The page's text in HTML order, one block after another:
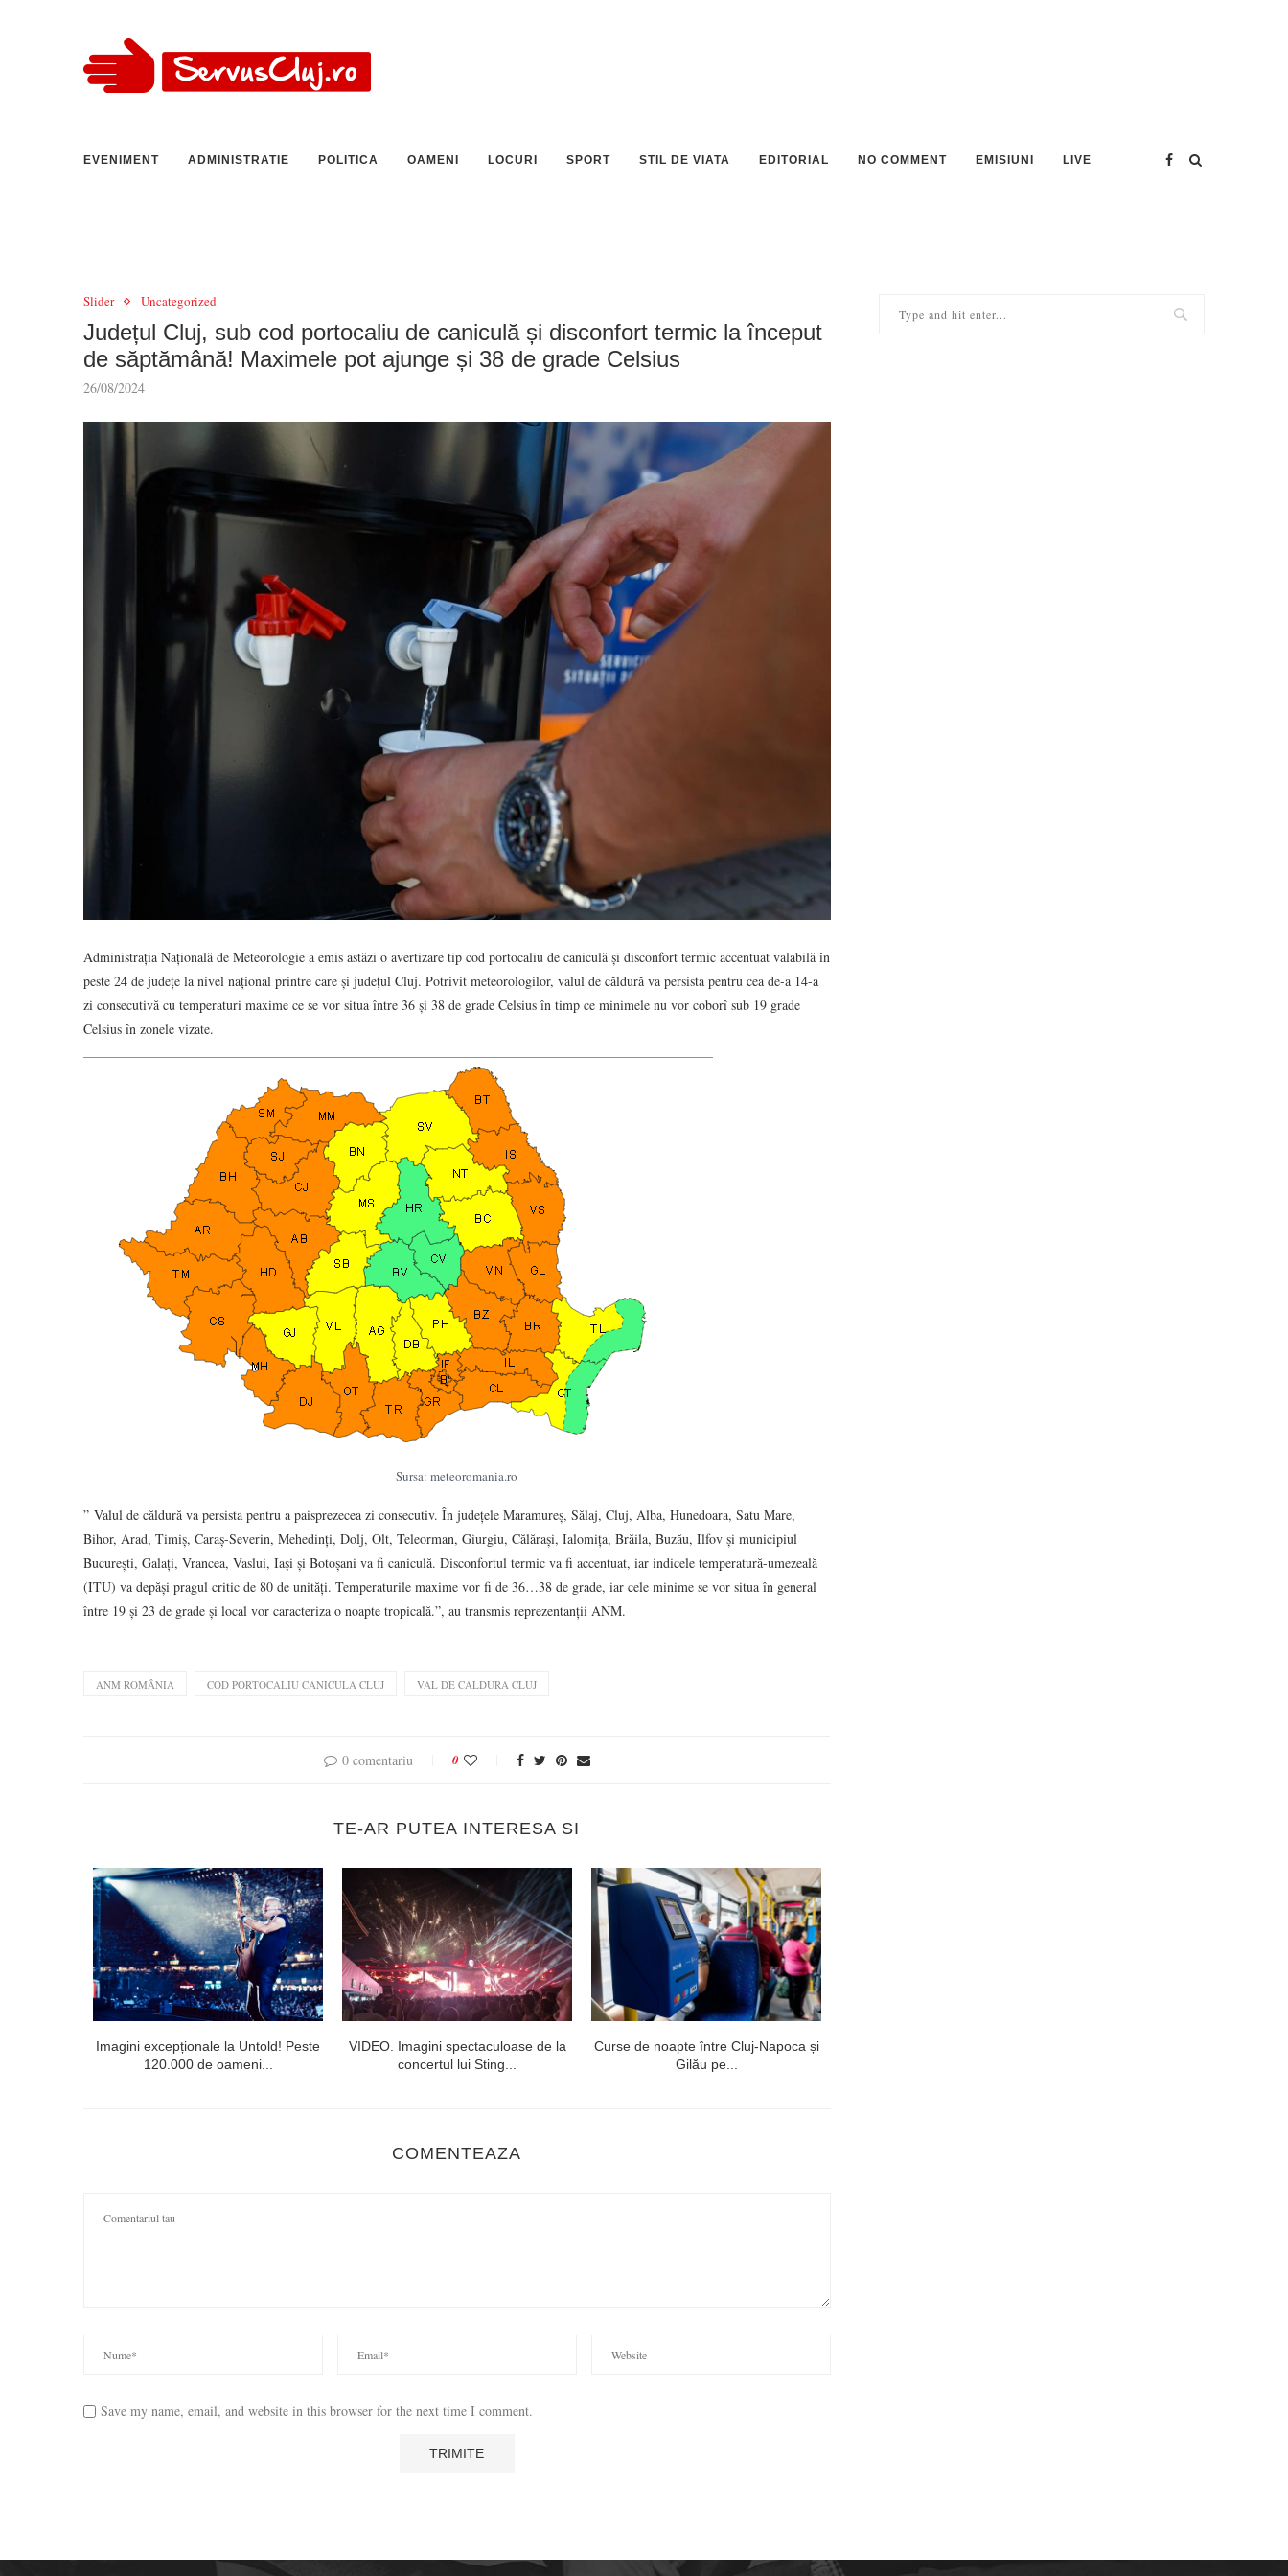
EVENIMENT ADMINISTRATIE POLITICA OAMENI LOCURI SPORT STIL DE VIATA EDITORIAL NO COMMENT EMISIUNI LIVE
Slider Uncategorized
Județul Cluj, sub cod portocaliu de caniculă și disconfort termic la început
de săptămână! Maximele pot ajunge și 38 de grade Celsius
26/08/2024
Administrația Națională de Meteorologie a emis astăzi o avertizare tip cod portocaliu de caniculă și disconfort termic accentuat valabilă în
peste 24 de județe la nivel național printre care și județul Cluj. Potrivit meteorologilor, valul de căldură va persista pentru cea de-a 14-a
zi consecutivă cu temperaturi maxime ce se vor situa între 36 și 38 de grade Celsius în timp ce minimele nu vor coborî sub 19 grade
Celsius în zonele vizate.
Sursa: meteoromania.ro
” Valul de căldură va persista pentru a paisprezecea zi consecutiv. În județele Maramureș, Sălaj, Cluj, Alba, Hunedoara, Satu Mare,
Bihor, Arad, Timiș, Caraș-Severin, Mehedinți, Dolj, Olt, Teleorman, Giurgiu, Călărași, Ialomița, Brăila, Buzău, Ilfov și municipiul
București, Galați, Vrancea, Vaslui, Iași și Botoșani va fi caniculă. Disconfortul termic va fi accentuat, iar indicele temperatură-umezeală
(ITU) va depăși pragul critic de 80 de unități. Temperaturile maxime vor fi de 36…38 de grade, iar cele minime se vor situa în general
între 19 și 23 de grade și local vor caracteriza o noapte tropicală.”, au transmis reprezentanții ANM.
ANM ROMÂNIA COD PORTOCALIU CANICULA CLUJ VAL DE CALDURA CLUJ
0 comentariu 0
TE-AR PUTEA INTERESA SI
Imagini excepționale la Untold! Peste
120.000 de oameni...
VIDEO. Imagini spectaculoase de la
concertul lui Sting...
Curse de noapte între Cluj-Napoca și
Gilău pe...
COMENTEAZA
Save my name, email, and website in this browser for the next time I comment.